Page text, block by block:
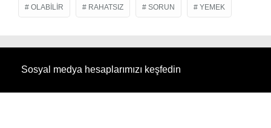
OLABILIR RAHATSIZ SORUN YEMEK
Sosyal medya hesaplarımızı keşfedin